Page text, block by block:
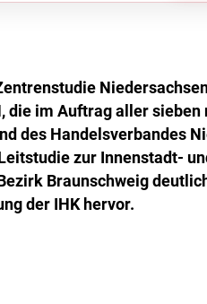
die im Auftrag aller
des Handelsverbandes
zur Innenstadt-
Braunschweig
der IHK hervor.